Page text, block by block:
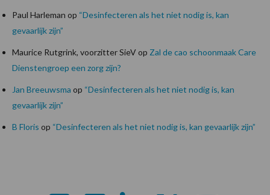
Paul Harleman op “Desinfecteren als het niet nodig is, kan
gevaarlijk zijn”
Maurice Rutgrink, voorzitter SieVop Zal de cao schoonmaak Care
Dienstengroep een zorg zijn?
Jan Breeuwsma op “Desinfecteren als het niet nodig is, kan
gevaarlijk zijn”
B Floris op “Desinfecteren als het niet nodig is, kan gevaarlijk zijn”